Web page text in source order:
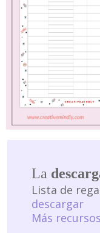
La
Lista de
descargar
Más